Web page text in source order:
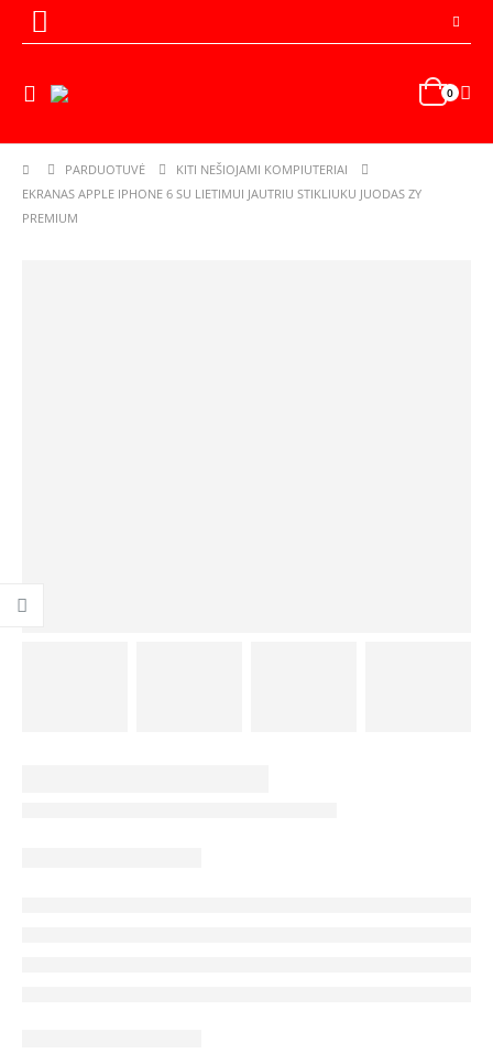
0
PARDUOTUVĖ
KITI NEŠIOJAMI KOMPIUTERIAI
EKRANAS APPLE IPHONE 6 SU LIETIMUI JAUTRIU STIKLIUKU JUODAS ZY
PREMIUM